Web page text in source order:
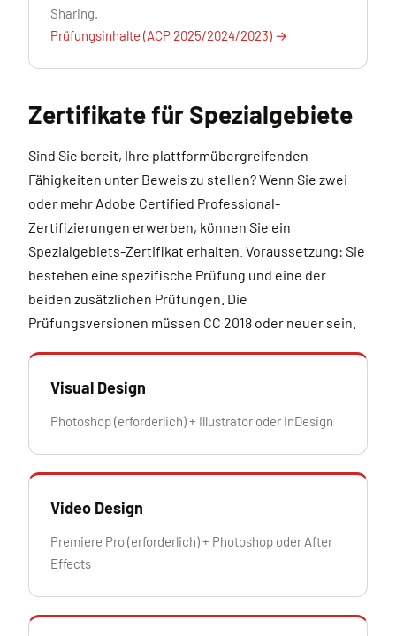
Sharing.
Prüfungsinhalte (ACP 2025/2024/2023) →
Zertifikate für Spezialgebiete
Sind Sie bereit, Ihre plattformübergreifenden
Fähigkeiten unter Beweis zu stellen? Wenn Sie zwei
oder mehr Adobe Certified Professional-
Zertifizierungen erwerben, können Sie ein
Spezialgebiets-Zertifikat erhalten. Voraussetzung: Sie
bestehen eine spezifische Prüfung und eine der
beiden zusätzlichen Prüfungen. Die
Prüfungsversionen müssen CC 2018 oder neuer sein.
Visual Design
Photoshop (erforderlich) + Illustrator oder InDesign
Video Design
Premiere Pro (erforderlich) + Photoshop oder After
Effects